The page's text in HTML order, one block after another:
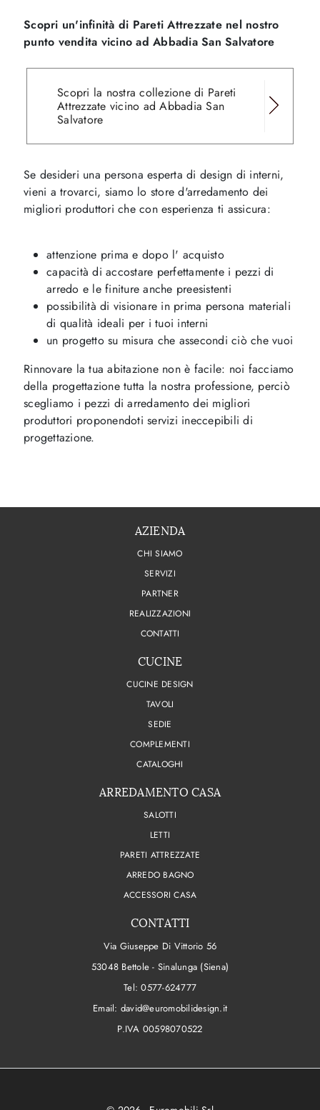
Scopri un'infinità di Pareti Attrezzate nel nostro
punto vendita vicino ad Abbadia San Salvatore
Scopri la nostra collezione di Pareti
Attrezzate vicino ad Abbadia San
Salvatore
Se desideri una persona esperta di design di interni,
vieni a trovarci, siamo lo store d'arredamento dei
migliori produttori che con esperienza ti assicura:
attenzione prima e dopo l' acquisto
capacità di accostare perfettamente i pezzi di
arredo e le finiture anche preesistenti
possibilità di visionare in prima persona materiali
di qualità ideali per i tuoi interni
un progetto su misura che assecondi ciò che vuoi
Rinnovare la tua abitazione non è facile: noi facciamo
della progettazione tutta la nostra professione, perciò
scegliamo i pezzi di arredamento dei migliori
produttori proponendoti servizi ineccepibili di
progettazione.
AZIENDA
CHI SIAMO
SERVIZI
PARTNER
REALIZZAZIONI
CONTATTI
CUCINE
CUCINE DESIGN
TAVOLI
SEDIE
COMPLEMENTI
CATALOGHI
ARREDAMENTO CASA
SALOTTI
LETTI
PARETI ATTREZZATE
ARREDO BAGNO
ACCESSORI CASA
CONTATTI
Via Giuseppe Di Vittorio 56
53048 Bettole - Sinalunga (Siena)
Tel:0577-624777
Email: david@euromobilidesign.it
P.IVA 00598070522